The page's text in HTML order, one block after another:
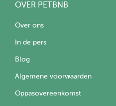
OVER PETBNB
Over ons
In de pers
Blog
Algemene voorwaarden
Oppasovereenkomst